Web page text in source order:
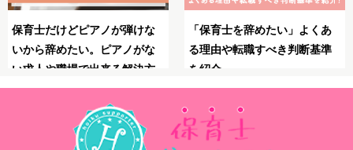
あ
準
保育士としてのブランクが不
安！復職・再就職の前にやっ
ておくべきことや必要な準備
を解説！
保育士のやりがいとは？
力・大変さ・やりがいを